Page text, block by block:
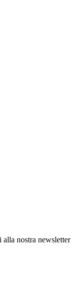
nostra newsletter